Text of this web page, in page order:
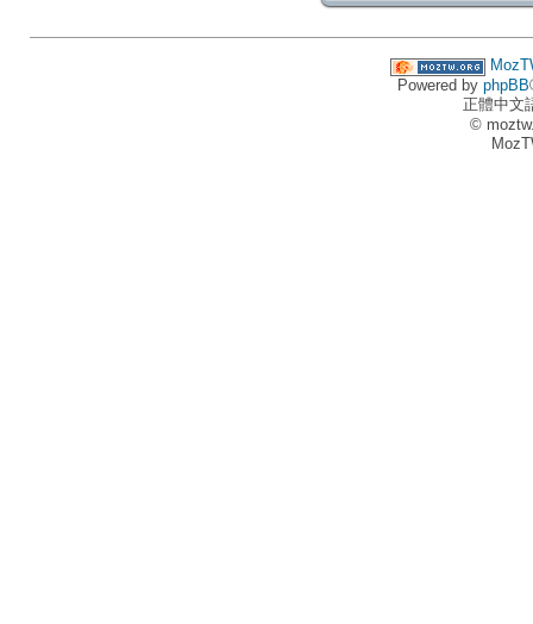
Powered by phpBB
正體中文
©